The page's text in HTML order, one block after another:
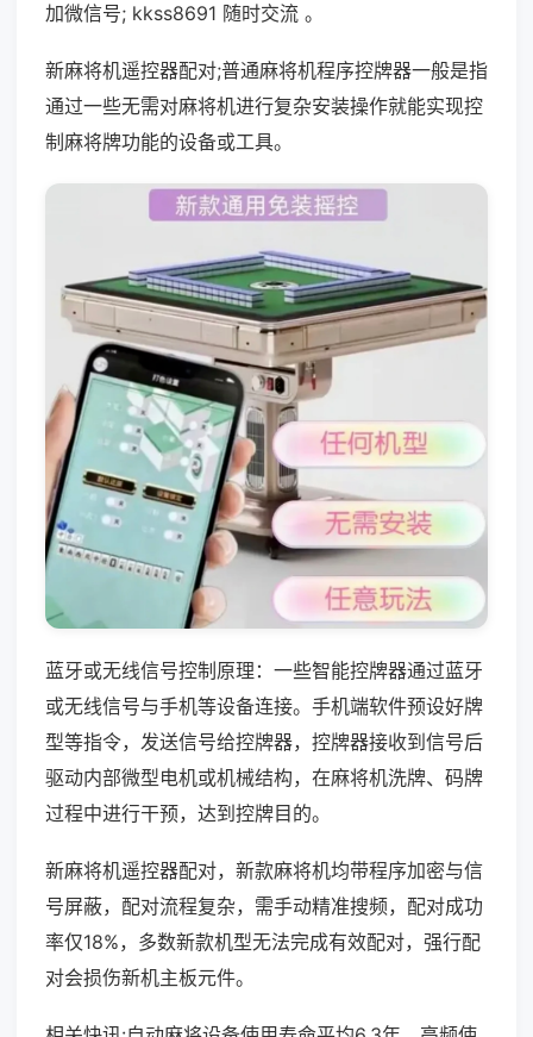
加微信号; kkss8691 随时交流 。
新麻将机遥控器配对;普通麻将机程序控牌器一般是指
通过一些无需对麻将机进行复杂安装操作就能实现控
制麻将牌功能的设备或工具。
蓝牙或无线信号控制原理：一些智能控牌器通过蓝牙
或无线信号与手机等设备连接。手机端软件预设好牌
型等指令，发送信号给控牌器，控牌器接收到信号后
驱动内部微型电机或机械结构，在麻将机洗牌、码牌
过程中进行干预，达到控牌目的。
新麻将机遥控器配对，新款麻将机均带程序加密与信
号屏蔽，配对流程复杂，需手动精准搜频，配对成功
率仅18%，多数新款机型无法完成有效配对，强行配
对会损伤新机主板元件。